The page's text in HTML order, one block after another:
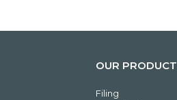
OUR
Filing